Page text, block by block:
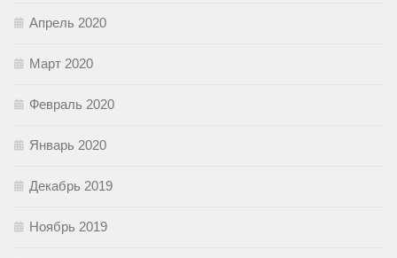
Апрель 2020
Март 2020
Февраль 2020
Январь 2020
Декабрь 2019
Ноябрь 2019